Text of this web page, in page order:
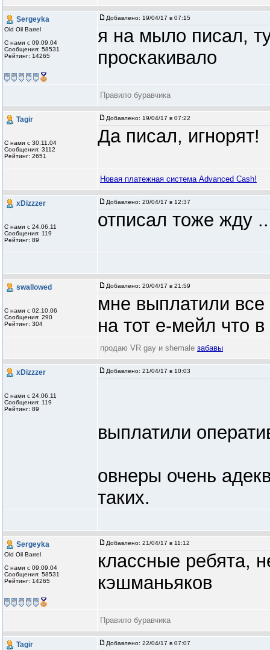
Sergeyka
Old Oil Barrel
С нами с 09.09.04
Сообщения: 58531
Рейтинг: 14265
Добавлено: 19/04/17 в 07:15
я на мыло писал,
проскакивало
Правило буравчика
Tagir
С нами с 30.11.04
Сообщения: 3112
Рейтинг: 2651
Добавлено: 19/04/17 в 07:22
Да писал, игнорят!
Новая платежная система Advanced Cash!
xDizzzer
С нами с 24.06.11
Сообщения: 119
Рейтинг: 89
Добавлено: 20/04/17 в 12:37
отписал тоже жду
swallowed
С нами с 02.10.06
Сообщения: 290
Рейтинг: 304
Добавлено: 20/04/17 в 21:59
мне выплатили
на тот е-мейл что
продаю VR gay и shemale забавы
xDizzzer
С нами с 24.06.11
Сообщения: 119
Рейтинг: 89
Добавлено: 21/04/17 в 10:03
выплатили
овнеры очень
таких.
Sergeyka
Old Oil Barrel
С нами с 09.09.04
Сообщения: 58531
Рейтинг: 14265
Добавлено: 21/04/17 в 11:12
классные ребята,
кэшманьяков
Правило буравчика
Tagir Добавлено: 22/04/17 в 07:07